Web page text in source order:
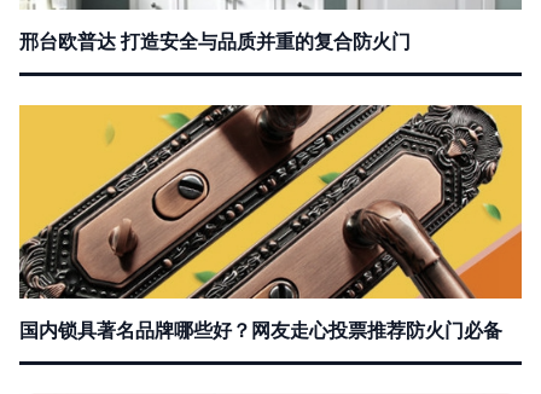
邢台欧普达 打造安全与品质并重的复合防火门
国内锁具著名品牌哪些好？网友走心投票推荐防火门必备